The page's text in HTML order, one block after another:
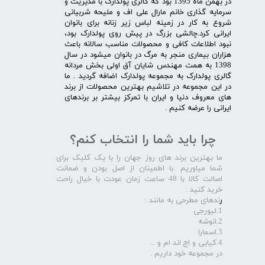
سرمایه گذاری خانم مارال علی اف و ملیحه شربیانی
شروع به کار در زمینه لباس زیر زنانه برای بانوان
ایرانی کرد.چالشی بزرگ در پیش روی پولدارک بود،
نبود اطلاعات کافی و محصولات مناسب سالانه باعث
هزاران بیماری منجر به مرگ در بانوان میشود در سال
1398 به همت مهندس شایان آق اولی بخش مردانه
گالری پولدارک به مجموعه پولدارک اضافه گردید . ما
در این مجموعه در تلاشیم بهترین محصولات از برند
های معروف دنیا و ایران با تمرکز بیشتر بر برندهای
ایرانی را عرضه کنیم .​​​​​​​
چرا باید شما را انتخاب کنم؟
ما بهترین برند های روز جهان را با یک کلیک برای
شما میاوریم .با اطمینان از اصل بودن و ضمانت
اصالت کالا با 48 ساعت زمان عودت با خیال راحت
خرید کنید :
رندهای مطرحی به مانند :
1.لیورجی
2.انوشه
3.اسمارا
4.کیابی و اچ اند ام و ...
در مجموعه خود داریم .​​​​​​​